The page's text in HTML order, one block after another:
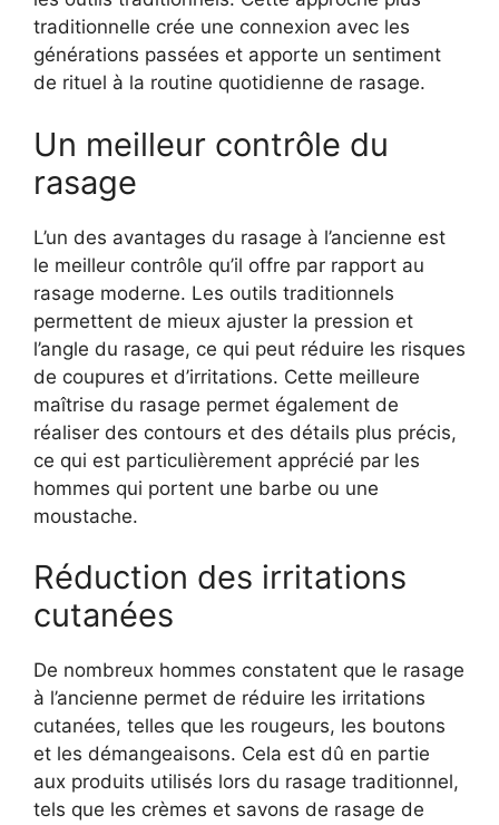
traditionnelle crée une connexion avec les
générations passées et apporte un sentiment
de rituel à la routine quotidienne de rasage.
Un meilleur contrôle du
rasage
L’un des avantages du rasage à l’ancienne est
le meilleur contrôle qu’il offre par rapport au
rasage moderne. Les outils traditionnels
permettent de mieux ajuster la pression et
l’angle du rasage, ce qui peut réduire les risques
de coupures et d’irritations. Cette meilleure
maîtrise du rasage permet également de
réaliser des contours et des détails plus précis,
ce qui est particulièrement apprécié par les
hommes qui portent une barbe ou une
moustache.
Réduction des irritations
cutanées
De nombreux hommes constatent que le rasage
à l’ancienne permet de réduire les irritations
cutanées, telles que les rougeurs, les boutons
et les démangeaisons. Cela est dû en partie
aux produits utilisés lors du rasage traditionnel,
tels que les crèmes et savons de rasage de